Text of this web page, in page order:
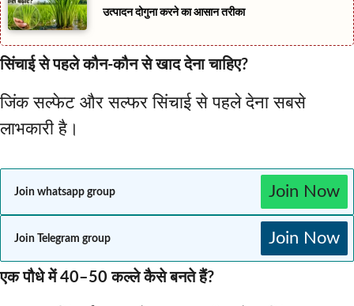
उत्पादन दोगुना करने का आसान तरीका
सिंचाई से पहले कौन-कौन से खाद देना चाहिए?
जिंक सल्फेट और सल्फर सिंचाई से पहले देना सबसे
लाभकारी है।
Join whatsapp group Join Now
Join Telegram group Join Now
एक पौधे में 40–50 कल्ले कैसे बनते हैं?